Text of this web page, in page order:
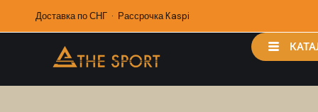
Доставка по СНГ · Рассрочка Kaspi